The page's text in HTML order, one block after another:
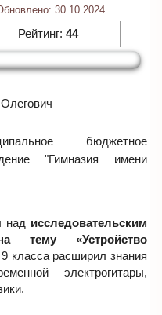
30.10.2024
Рейтинг: 44
бюджетное
"Гимназия имени
над исследовательским
тему «Устройство
класса расширил знания
электрогитары,